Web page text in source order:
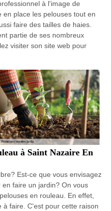
à l'image de
en place les pelouses tout en
faire des tailles de haies.
partie de ses nombreux
visiter son site web pour
à Saint Nazaire En
Est-ce que vous envisagez
faire un jardin? On vous
en rouleau. En effet,
faire. C'est pour cette raison